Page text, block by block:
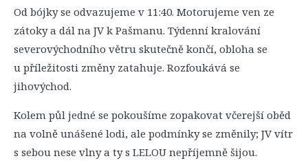
Od bójky se odvazujeme v 11:40. Motorujeme ven ze
zátoky a dál na JV k Pašmanu. Týdenní kralování
severovýchodního větru skutečně končí, obloha se
u příležitosti změny zatahuje. Rozfoukává se
jihovýchod.
Kolem půl jedné se pokoušíme zopakovat včerejší oběd
na volně unášené lodi, ale podmínky se změnily; JV vítr
s sebou nese vlny a ty s LELOU nepříjemně šijou.